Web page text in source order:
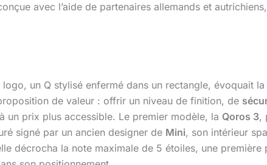
avec l’aide de partenaires allemands et
un Q stylisé enfermé dans un rectangle, évoquait
de valeur : offrir un niveau de finition, de
un prix plus accessible. Le premier modèle, la Qoros 3,
signé par un ancien designer de Mini, son intérieur
décrocha la note maximale de 5 étoiles, une